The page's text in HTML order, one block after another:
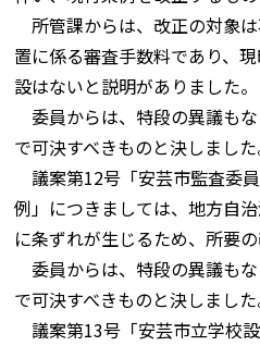
所管課からは、改正の対象
置に係る審査手数料であり、
設はないと説明がありました。
委員からは、特段の異議も
で可決すべきものと決しました
議案第12号「安芸市監査委
例」につきましては、地方自
に条ずれが生じるため、所要の
委員からは、特段の異議も
で可決すべきものと決しました
議案第13号「安芸市立学校